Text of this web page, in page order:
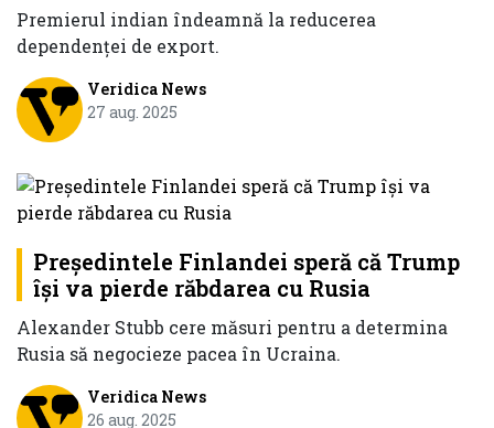
Premierul indian îndeamnă la reducerea
dependenţei de export.
Veridica News
27 aug. 2025
Președintele Finlandei speră că Trump
își va pierde răbdarea cu Rusia
Alexander Stubb cere măsuri pentru a determina
Rusia să negocieze pacea în Ucraina.
Veridica News
26 aug. 2025